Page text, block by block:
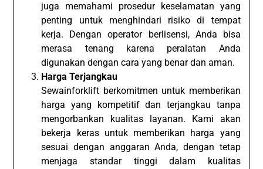
juga memahami prosedur keselamatan yang
penting untuk menghindari risiko di tempat
kerja. Dengan operator berlisensi, Anda bisa
merasa tenang karena peralatan Anda
digunakan dengan cara yang benar dan aman.
Harga Terjangkau
Sewainforklift berkomitmen untuk memberikan
harga yang kompetitif dan terjangkau tanpa
mengorbankan kualitas layanan. Kami akan
bekerja keras untuk memberikan harga yang
sesuai dengan anggaran Anda, dengan tetap
menjaga standar tinggi dalam kualitas